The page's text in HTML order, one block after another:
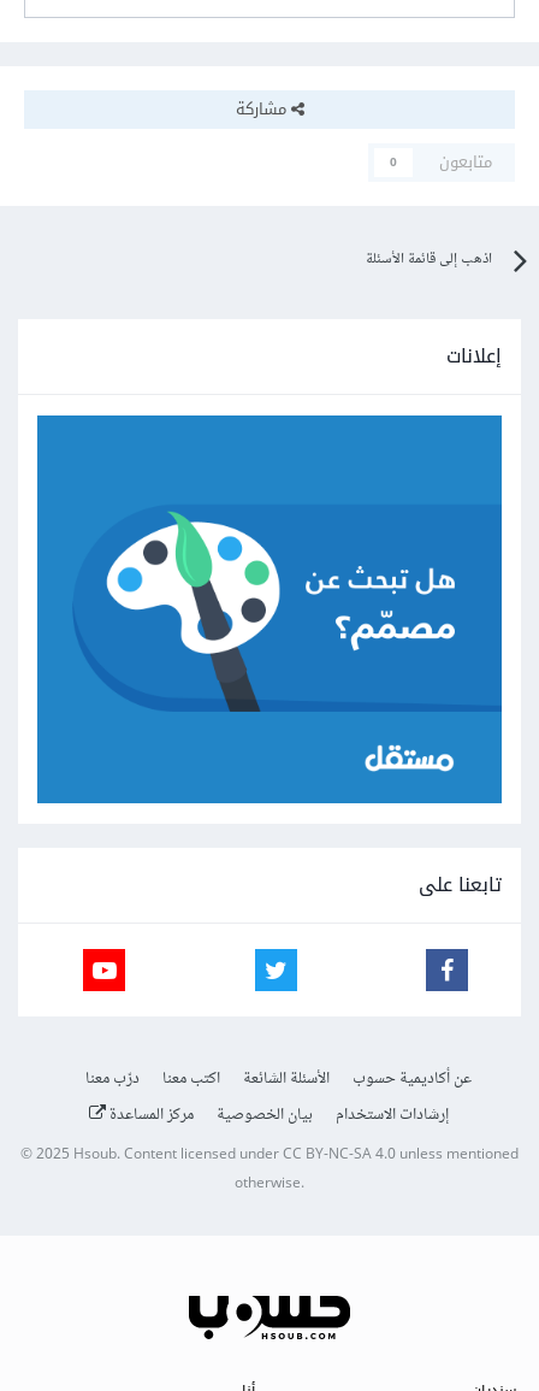
مشاركة
متابعون
0
اذهب إلى قائمة الأسئلة
إعلانات
تابعنا على
عن أكاديمية حسوب الأسئلة الشائعة اكتب معنا
درّب معنا
إرشادات الاستخدام
بيان الخصوصية مركز المساعدة
© 2025Hsoub.Content licensed underCC BY-NC-SA 4.0unless mentioned
otherwise.